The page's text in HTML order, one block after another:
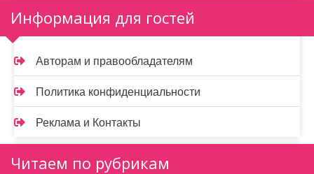
Информация для гостей
Авторам и правообладателям
Политика конфиденциальности
Реклама и Контакты
Читаем по рубрикам